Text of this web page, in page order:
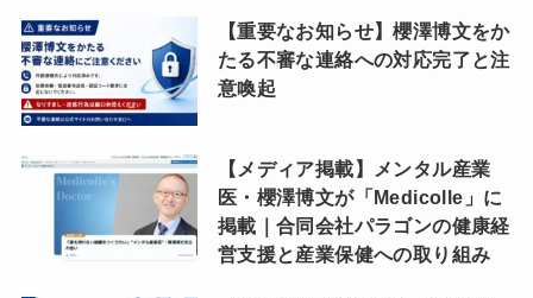
【重要なお知らせ】櫻澤博文をか
たる不審な連絡への対応完了と注
意喚起
【メディア掲載】メンタル産業
医・櫻澤博文が「Medicolle」に
掲載｜合同会社パラゴンの健康経
営支援と産業保健への取り組み